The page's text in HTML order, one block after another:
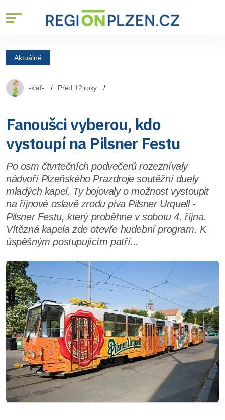
Aktuálně
-klaf- Před 12 roky
Fanoušci vyberou, kdo
vystoupí na Pilsner Festu
Po osm čtvrtečních podvečerů rozeznívaly
nádvoří Plzeňského Prazdroje soutěžní duely
mladých kapel. Ty bojovaly o možnost vystoupit
na říjnové oslavě zrodu piva Pilsner Urquell -
Pilsner Festu, který proběhne v sobotu 4. října.
Vítězná kapela zde otevře hudební program. K
úspěšným postupujícím patří...